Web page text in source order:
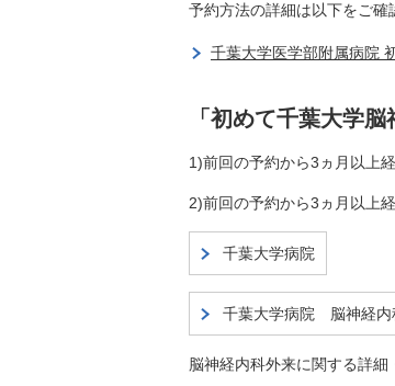
予約方法の詳細は以下をご確
千葉大学医学部附属病院
「初めて千葉大学
1)前回の予約から3ヵ月以上
2)前回の予約から3ヵ月以上
千葉大学病院
千葉大学病院 脳神経内
脳神経内科外来に関する詳細